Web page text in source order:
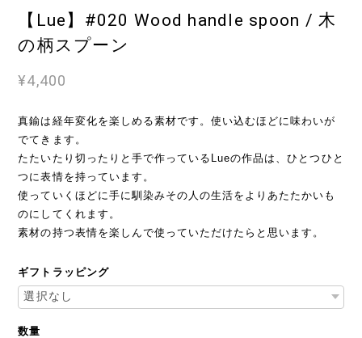
【Lue】#020 Wood handle spoon / 木
の柄スプーン
¥4,400
真鍮は経年変化を楽しめる素材です。使い込むほどに味わいが
でてきます。
たたいたり切ったりと手で作っているLueの作品は、ひとつひと
つに表情を持っています。
使っていくほどに手に馴染みその人の生活をよりあたたかいも
のにしてくれます。
素材の持つ表情を楽しんで使っていただけたらと思います。
ギフトラッピング
数量